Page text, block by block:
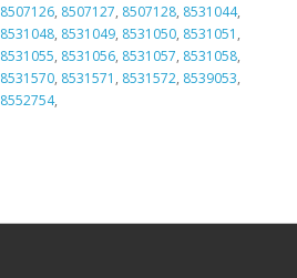
8507126, 8507127, 8507128, 8531044,
8531048, 8531049, 8531050, 8531051 ,
8531055, 8531056, 8531057, 8531058,
8531570, 8531571 , 8531572, 8539053,
8552754,